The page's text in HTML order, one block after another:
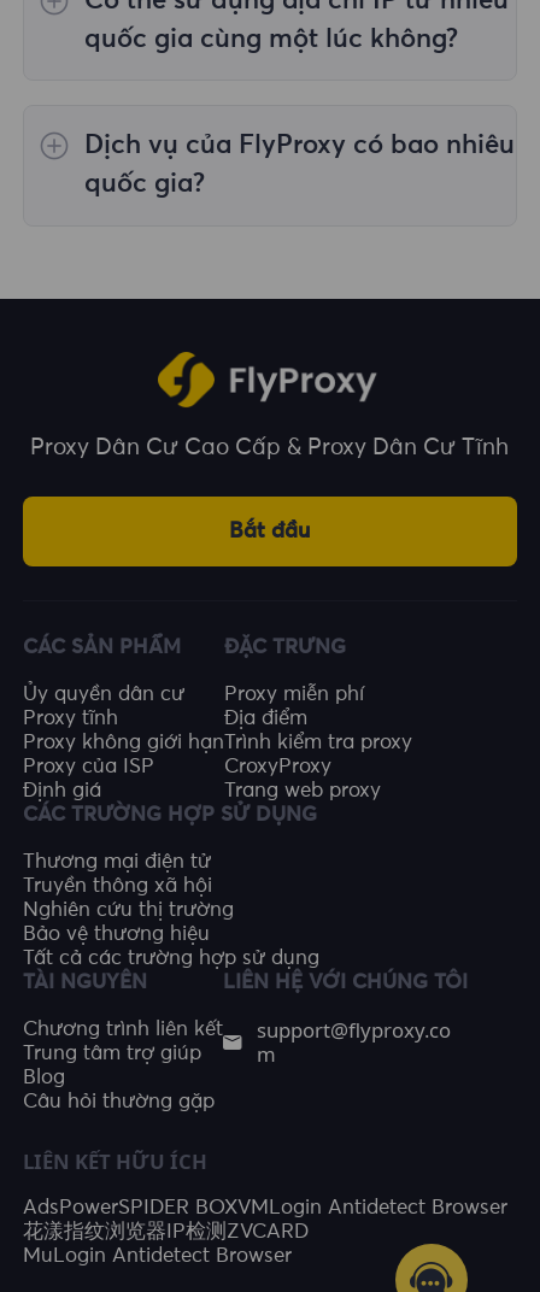
không hỗ trợ việc lựa chọn proxy cho các
quốc gia/khu vực được chỉ định;
Proxy dân
thời điểm mua.
quốc gia cùng một lúc không?
những trường hợp bạn cần thực hiện tác vụ
trên nhiều vị trí địa lý.
Dịch vụ của FlyProxy có bao nhiêu
quốc gia?
Proxy Dân Cư Cao Cấp & Proxy Dân Cư Tĩnh
Bắt đầu
CÁC SẢN PHẨM
Ủy quyền dân cư
Proxy tĩnh
Proxy không giới hạn
Proxy của ISP
Định giá
ĐẶC TRƯNG
Proxy miễn phí
Địa điểm
Trình kiểm tra proxy
CroxyProxy
Trang web proxy
CÁC TRƯỜNG HỢP SỬ DỤNG
Thương mại điện tử
Truyền thông xã hội
Nghiên cứu thị trường
Bảo vệ thương hiệu
Tất cả các trường hợp sử dụng
TÀI NGUYÊN
Chương trình liên kết
Trung tâm trợ giúp
Blog
Câu hỏi thường gặp
LIÊN HỆ VỚI CHÚNG TÔI
support@flyproxy.co
m
LIÊN KẾT HỮU ÍCH
AdsPowerSPIDER BOXVMLogin Antidetect Browser
花漾指纹浏览器 IP检测 ZVCARD
MuLogin Antidetect Browser